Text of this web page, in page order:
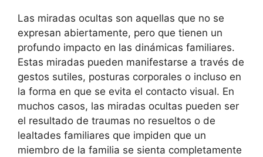
Las miradas ocultas son aquellas que no se
expresan abiertamente, pero que tienen un
profundo impacto en las dinámicas familiares.
Estas miradas pueden manifestarse a través de
gestos sutiles, posturas corporales o incluso en
la forma en que se evita el contacto visual. En
muchos casos, las miradas ocultas pueden ser
el resultado de traumas no resueltos o de
lealtades familiares que impiden que un
miembro de la familia se sienta completamente